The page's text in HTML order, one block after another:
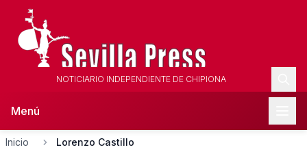
NOTICIARIO INDEPENDIENTE DE CHIPIONA
Menú
Inicio Lorenzo Castillo